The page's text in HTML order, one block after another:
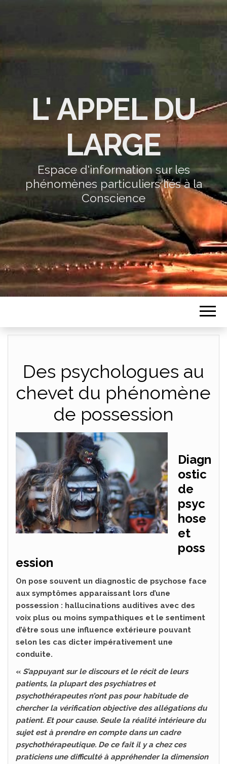
L' APPEL DU
LARGE
Espace d'information sur les
phénomènes particuliers liés à la
Conscience
Des psychologues au
chevet du phénomène
de possession
Diagn
ostic
de
psyc
hose
et
poss
ession
On pose souvent un diagnostic de psychose face
aux symptômes apparaissant lors d’une
possession : hallucinations auditives avec des
voix plus ou moins sympathiques et le sentiment
d’être sous une influence extérieure pouvant
selon les cas dicter impérativement une
conduite.
« S’appuyant sur le discours et le récit de leurs
patients, la plupart des psychiatres et
psychothérapeutes n’ont pas pour habitude de
chercher la vérification objective des allégations du
patient. Et pour cause. Seule la réalité intérieure du
sujet est à prendre en compte dans un cadre
psychothérapeutique. De ce fait il y a chez ces
praticiens une difficulté à appréhender la dimension